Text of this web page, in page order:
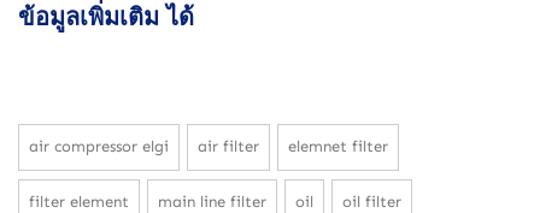
ข้อมูลเพิ่มเติม ได้
air compressor elgi air filter elemnet filter
filter element main line filter oil oil filter